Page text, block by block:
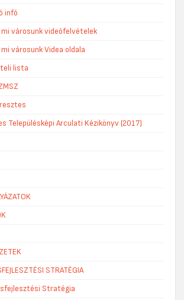
infó
városunk videófelvételek
városunk Videa oldala
lista
Településképi Arculati Kézikönyv (2017)
STRATÉGIA
Stratégia